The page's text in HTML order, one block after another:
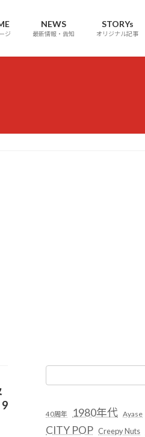
ジ
NEWS
最新情報・告知
STORYs
オリジナル記事
40周年 1980年代 Ayase
CITY POP Creepy Nuts